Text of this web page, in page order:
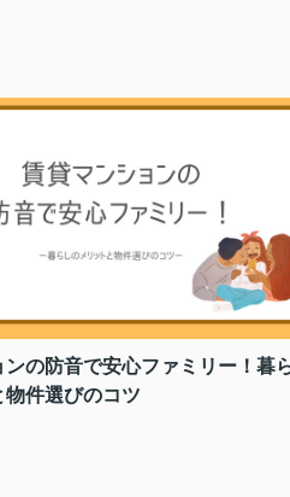
の防音で安心ファミリー！暮
件選びのコツ